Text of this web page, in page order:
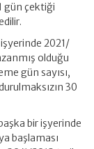
gün çektiği
2021/
olduğu
gün sayısı,
30
bir işyerinde
başlaması